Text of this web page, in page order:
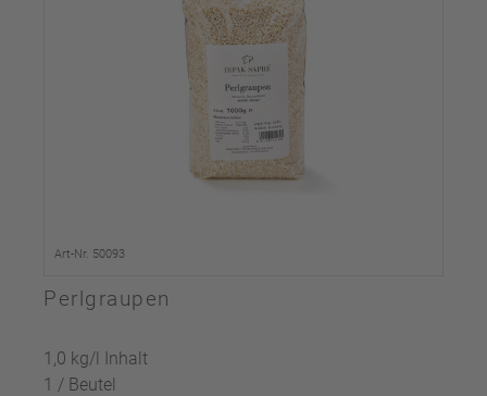
Art-Nr. 50093
Perlgraupen
1,0 kg/l Inhalt
1 / Beutel